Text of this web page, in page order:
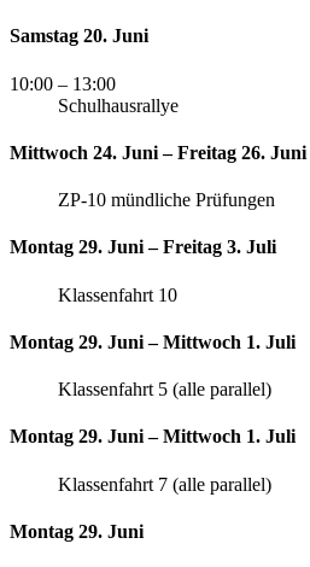
Samstag 20. Juni
10:00 – 13:00
Schulhausrallye
Mittwoch 24. Juni – Freitag 26. Juni
ZP-10 mündliche Prüfungen
Montag 29. Juni – Freitag 3. Juli
Klassenfahrt 10
Montag 29. Juni – Mittwoch 1. Juli
Klassenfahrt 5 (alle parallel)
Montag 29. Juni – Mittwoch 1. Juli
Klassenfahrt 7 (alle parallel)
Montag 29. Juni